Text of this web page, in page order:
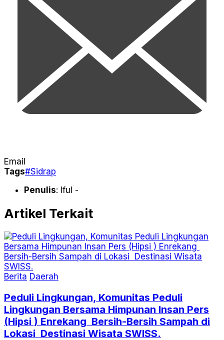
Email
Tags#Sidrap
Penulis: Iful -
Artikel Terkait
Berita Daerah
Peduli Lingkungan, Komunitas Peduli
Lingkungan Bersama Himpunan Insan Pers
(Hipsi ) Enrekang Bersih-Bersih Sampah di
Lokasi Destinasi Wisata SWISS.